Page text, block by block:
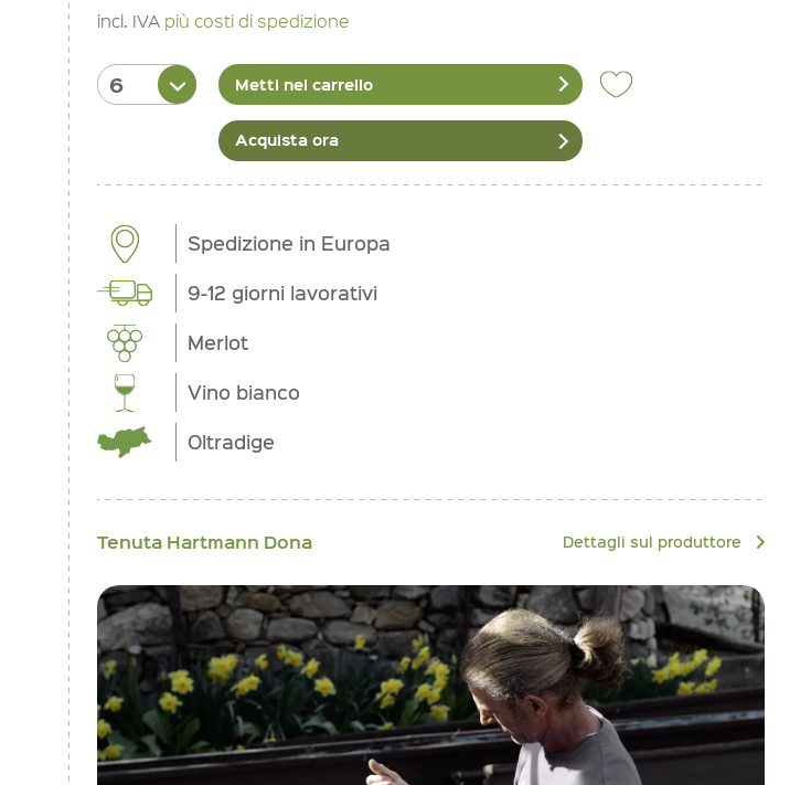
incl. IVA più costi di spedizione
Metti nel carrello
Acquista ora
Spedizione in Europa
9-12 giorni lavorativi
Merlot
Vino bianco
Oltradige
Tenuta Hartmann Dona Dettagli sul produttore